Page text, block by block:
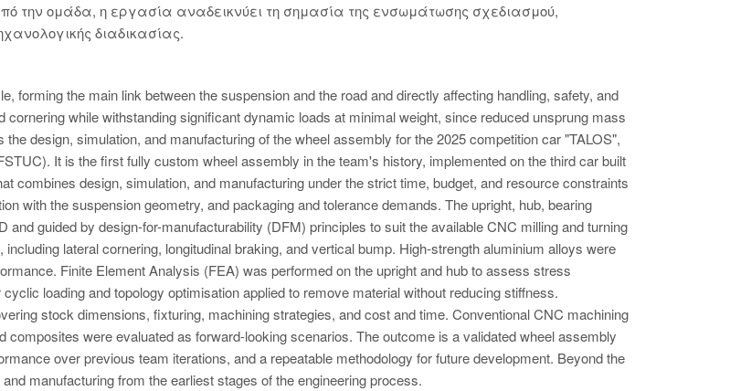
την ομάδα, η εργασία αναδεικνύει τη σημασία της ενσωμάτωσης σχεδιασμού,
διαδικασίας.
forming the main link between the suspension and the road and directly affecting handling, safety, and
while withstanding significant dynamic loads at minimal weight, since reduced unsprung mass
design, simulation, and manufacturing of the wheel assembly for the 2025 competition car "TALOS",
It is the first fully custom wheel assembly in the team's history, implemented on the third car built
combines design, simulation, and manufacturing under the strict time, budget, and resource constraints
with the suspension geometry, and packaging and tolerance demands. The upright, hub, bearing
guided by design-for-manufacturability (DFM) principles to suit the available CNC milling and turning
lateral cornering, longitudinal braking, and vertical bump. High-strength aluminium alloys were
Finite Element Analysis (FEA) was performed on the upright and hub to assess stress
loading and topology optimisation applied to remove material without reducing stiffness.
stock dimensions, fixturing, machining strategies, and cost and time. Conventional CNC machining
were evaluated as forward-looking scenarios. The outcome is a validated wheel assembly
over previous team iterations, and a repeatable methodology for future development. Beyond the
manufacturing from the earliest stages of the engineering process.